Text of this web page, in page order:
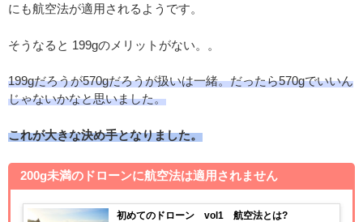
にも航空法が適用されるようです。
そうなると 199gのメリットがない。。
199gだろうが570gだろうが扱いは一緒。だったら570gでいいん
じゃないかなと思いました。
これが大きな決め手となりました。
200g未満のドローンに航空法は適用されません
初めてのドローン vol1 航空法とは?